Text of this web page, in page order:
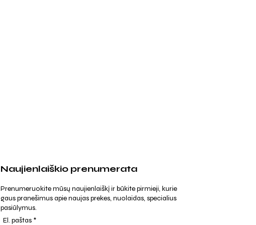
Naujienlaiškio prenumerata
Prenumeruokite mūsų naujienlaiškį ir būkite pirmieji, kurie
gaus pranešimus apie naujas prekes, nuolaidas, specialius
pasiūlymus.
El. paštas